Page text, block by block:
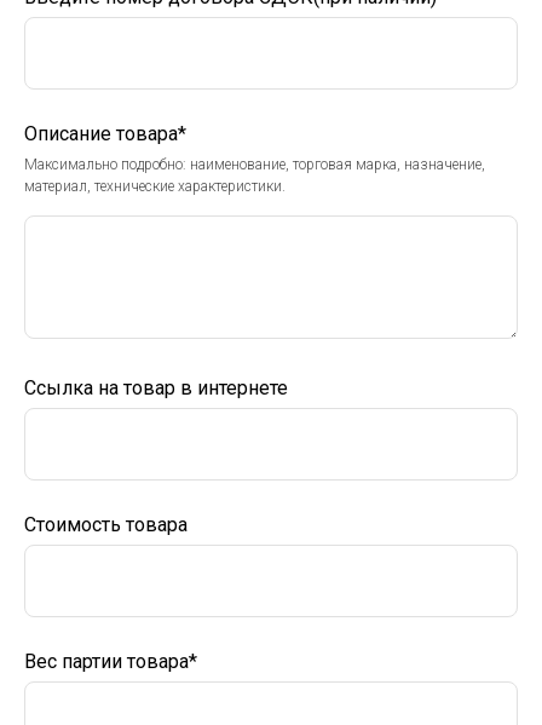
Описание товара*
Максимально подробно: наименование, торговая марка, назначение,
материал, технические характеристики.
Ссылка на товар в интернете
Стоимость товара
Вес партии товара*